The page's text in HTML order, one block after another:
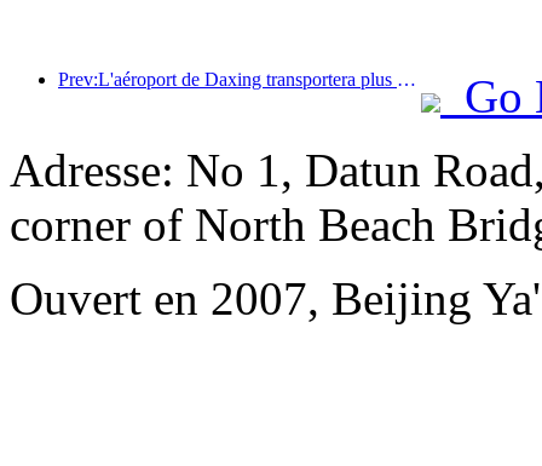
Prev:L'aéroport de Daxing transportera plus de 1,3 million de passagers pendant les vacances de la « Fête nationale » en 2025
Go
Adresse: No 1, Datun
corner of North Beach
Ouvert en 2007, Beijing